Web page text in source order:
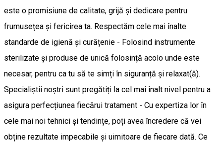
este o promisiune de calitate, grijă și dedicare pentru
frumusețea și fericirea ta. Respectăm cele mai înalte
standarde de igienă și curățenie - Folosind instrumente
sterilizate și produse de unică folosință acolo unde este
necesar, pentru ca tu să te simți în siguranță și relaxat(ă).
Specialiștii noștri sunt pregătiți la cel mai înalt nivel pentru a
asigura perfecțiunea fiecărui tratament - Cu expertiza lor în
cele mai noi tehnici și tendințe, poți avea încredere că vei
obține rezultate impecabile și uimitoare de fiecare dată. Ce